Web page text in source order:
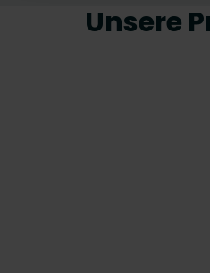
Unsere